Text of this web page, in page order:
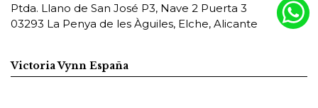
Ptda. Llano de San José P3, Nave 2 Puerta 3
03293 La Penya de les Àguiles, Elche, Alicante
Victoria Vynn España